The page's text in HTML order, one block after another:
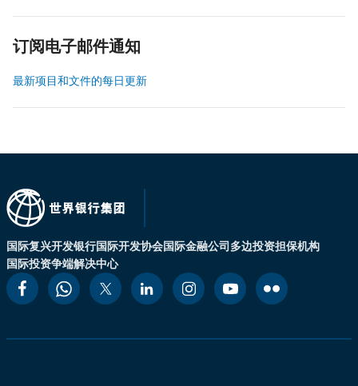
订阅电子邮件通知
最新项目和文件的每日更新
国际复兴开发银行国际开发协会国际金融公司多边投资担保机构
国际投资争端解决中心